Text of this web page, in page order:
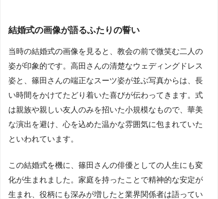
結婚式の画像が語るふたりの誓い
当時の結婚式の画像を見ると、教会の前で微笑む二人の
姿が印象的です。高田さんの清楚なウェディングドレス
姿と、篠田さんの端正なスーツ姿が並ぶ写真からは、長
い時間をかけてたどり着いた喜びが伝わってきます。式
は親族や親しい友人のみを招いた小規模なもので、華美
な演出を避け、心を込めた温かな雰囲気に包まれていた
といわれています。
この結婚式を機に、篠田さんの俳優としての人生にも変
化が生まれました。家庭を持ったことで精神的な安定が
生まれ、役柄にも深みが増したと業界関係者は語ってい